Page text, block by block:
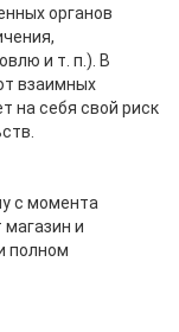
органов
и т. п.). В
взаимных
на себя свой риск
с момента
и
полном